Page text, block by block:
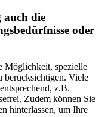
auch die
oder
Möglichkeit, spezielle
berücksichtigen. Viele
z.B.
Zudem können Sie
hinterlassen, um Ihre